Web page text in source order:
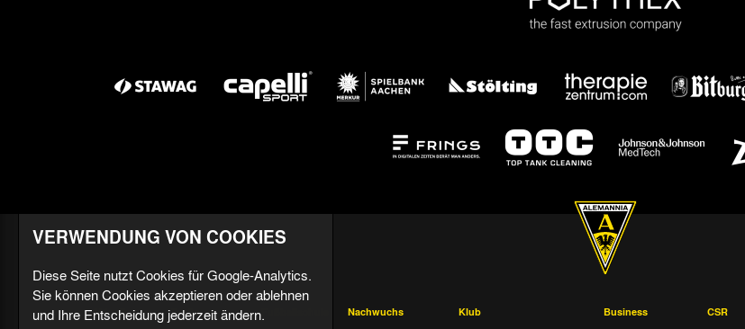
Aktuell
Profis
Nachwuchs
Klub
Business
CSR
VERWENDUNG VON COOKIES
Diese Seite nutzt Cookies für Google-Analytics.
Sie können Cookies akzeptieren oder ablehnen
und Ihre Entscheidung jederzeit ändern.